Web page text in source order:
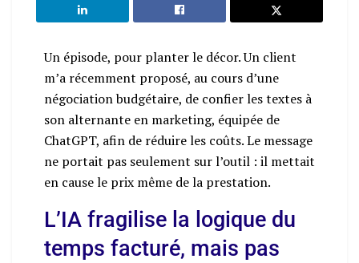
Un épisode, pour planter le décor. Un client
m’a récemment proposé, au cours d’une
négociation budgétaire, de confier les textes à
son alternante en marketing, équipée de
ChatGPT, afin de réduire les coûts. Le message
ne portait pas seulement sur l’outil : il mettait
en cause le prix même de la prestation.
L’IA fragilise la logique du
temps facturé, mais pas